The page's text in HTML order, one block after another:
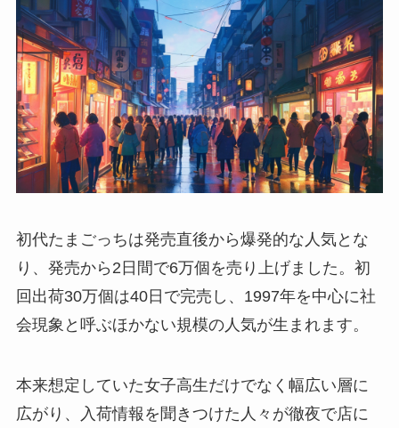
初代たまごっちは発売直後から爆発的な人気とな
り、発売から2日間で6万個を売り上げました。初
回出荷30万個は40日で完売し、1997年を中心に社
会現象と呼ぶほかない規模の人気が生まれます。
本来想定していた女子高生だけでなく幅広い層に
広がり、入荷情報を聞きつけた人々が徹夜で店に